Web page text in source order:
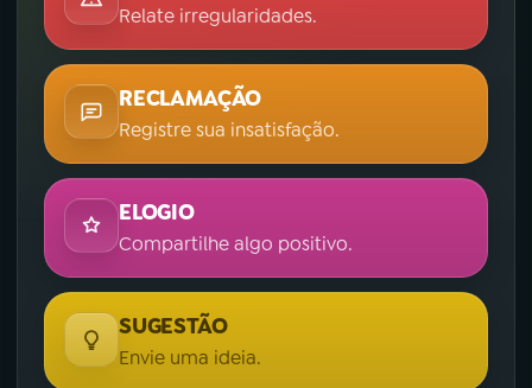
Relate irregularidades.
RECLAMAÇÃO
Registre sua insatisfação.
ELOGIO
Compartilhe algo positivo.
SUGESTÃO
Envie uma ideia.